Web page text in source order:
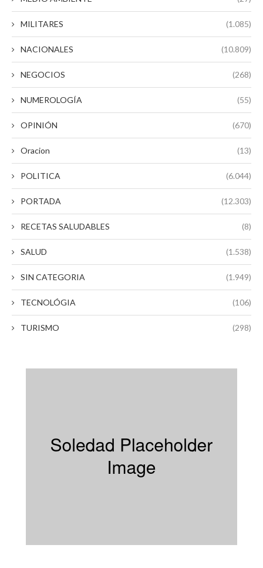
MILITARES (1.085)
NACIONALES (10.809)
NEGOCIOS (268)
NUMEROLOGÍA (55)
OPINIÓN (670)
Oracion (13)
POLITICA (6.044)
PORTADA (12.303)
RECETAS SALUDABLES (8)
SALUD (1.538)
SIN CATEGORIA (1.949)
TECNOLÓGIA (106)
TURISMO (298)